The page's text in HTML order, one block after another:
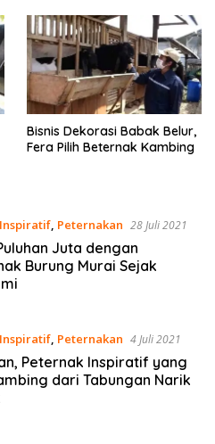
Bisnis Dekorasi Babak Belur,
Fera Pilih Beternak Kambing
Inspiratif, Peternakan 28 Juli 2021
Juta dengan
Burung Murai Sejak
Inspiratif, Peternakan 4 Juli 2021
Peternak Inspiratif yang
dari Tabungan Narik